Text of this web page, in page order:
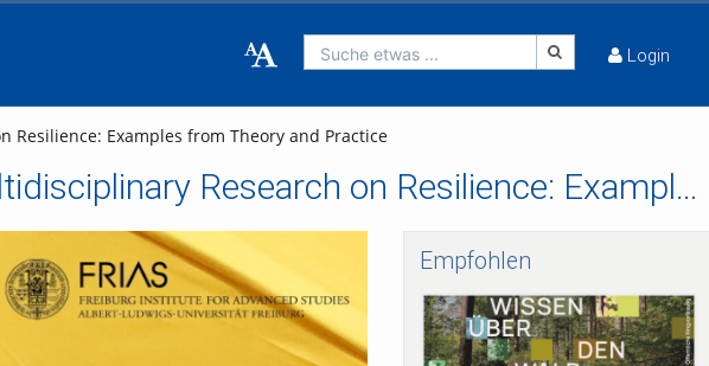
Suche etwas ... Login
Resilience: Examples from Theory and Practice
FRIAS Lunch Lectures 2020/21 - Multidisciplinary Research on Resilience: Examples from Theory and Practice
Empfohlen